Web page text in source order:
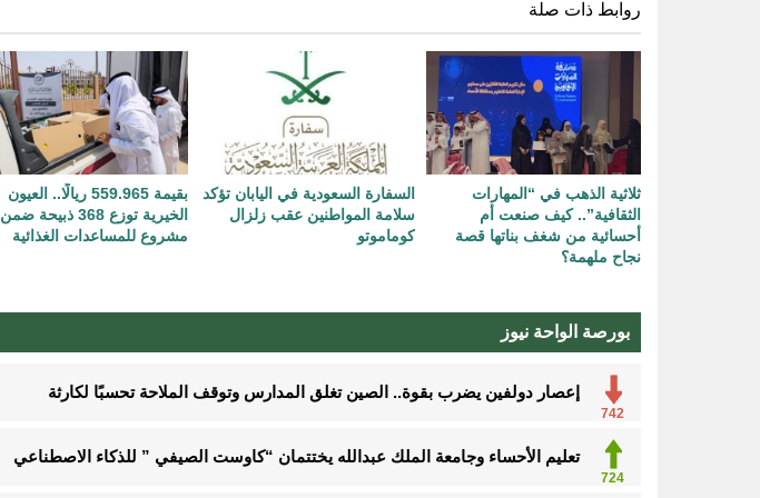
روابط ذات صلة
ثلاثية الذهب في “المهارات
الثقافية”.. كيف صنعت أم
أحسائية من شغف بناتها قصة
نجاح ملهمة؟
السفارة السعودية في اليابان تؤكد
سلامة المواطنين عقب زلزال
كوماموتو
بقيمة 559.965 ريالًا.. العيون
الخيرية توزع 368 ذبيحة ضمن
مشروع للمساعدات الغذائية
بورصة الواحة نيوز
742
إعصار دولفين يضرب بقوة.. الصين تغلق المدارس وتوقف الملاحة تحسبًا لكارثة
724
تعليم الأحساء وجامعة الملك عبدالله يختتمان “كاوست الصيفي ” للذكاء الاصطناعي